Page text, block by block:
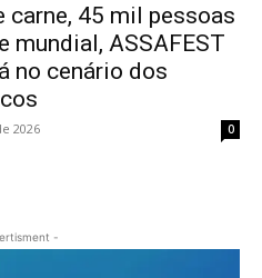
carne, 45 mil pessoas
mundial, ASSAFEST
no cenário dos
2026 0
-